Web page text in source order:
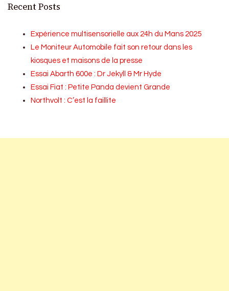
Recent Posts
Expérience multisensorielle aux 24h du Mans 2025
Le Moniteur Automobile fait son retour dans les
kiosques et maisons de la presse
Essai Abarth 600e : Dr Jekyll & Mr Hyde
Essai Fiat : Petite Panda devient Grande
Northvolt : C’est la faillite